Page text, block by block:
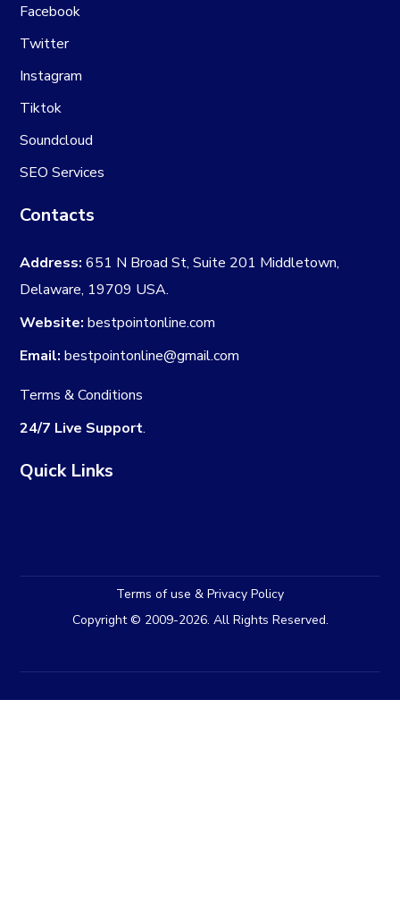
Facebook
Twitter
Instagram
Tiktok
Soundcloud
SEO Services
Contacts
Address: 651 N Broad St, Suite 201 Middletown,
Delaware, 19709 USA.
Website: bestpointonline.com
Email: bestpointonline@gmail.com
Terms & Conditions
24/7 Live Support.
Quick Links
Terms of use & Privacy Policy
Copyright © 2009-2026. All Rights Reserved.